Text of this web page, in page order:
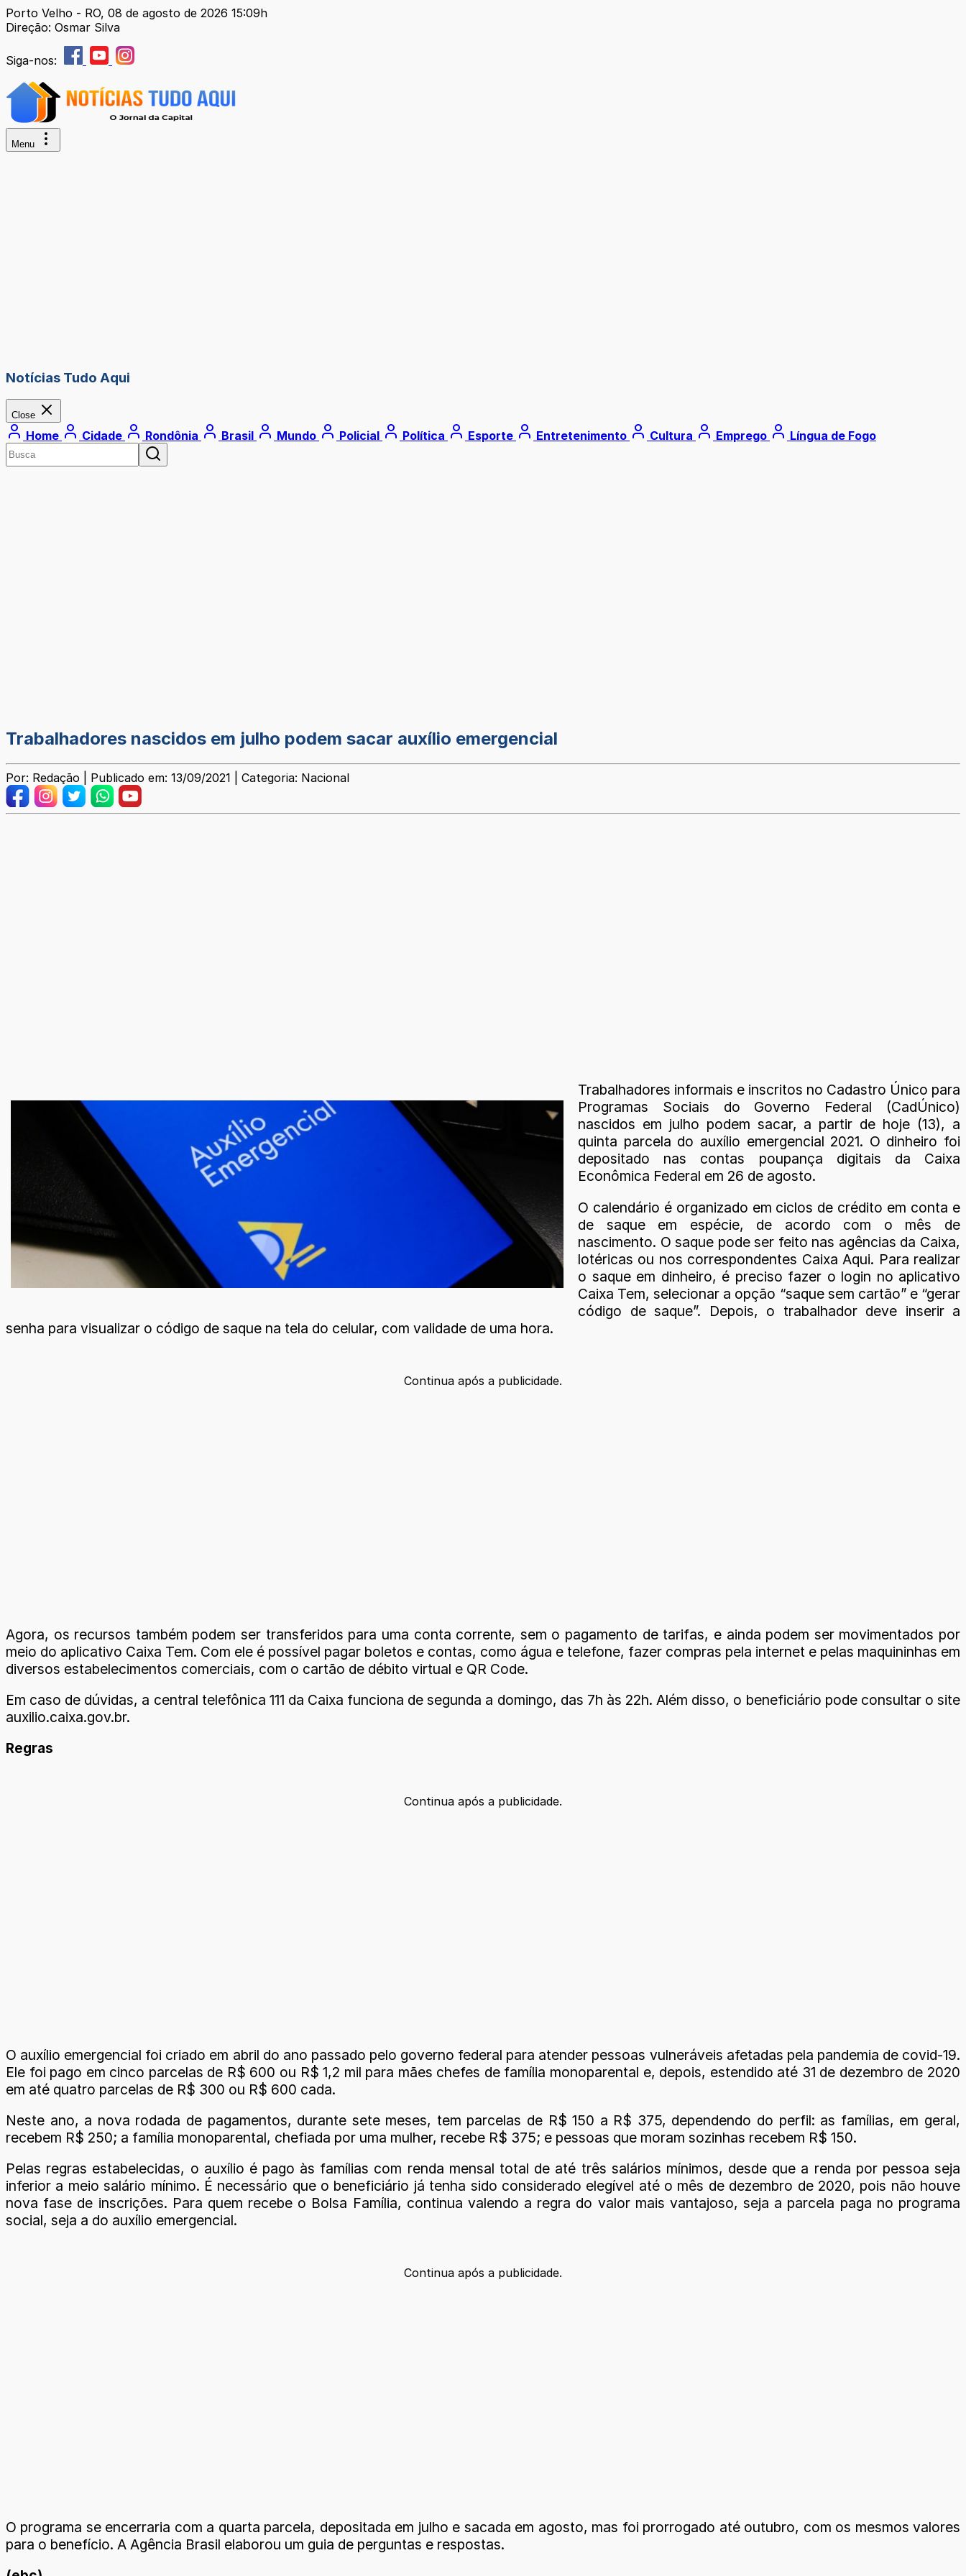
Porto Velho - RO, 08 de agosto de 2026 15:09h
Direção: Osmar Silva
Siga-nos:
Menu
Notícias Tudo Aqui
Close
Home Cidade Rondônia Brasil Mundo Policial Política Esporte Entretenimento Cultura Emprego Língua de Fogo
Trabalhadores nascidos em julho podem sacar auxílio emergencial
Por: Redação | Publicado em: 13/09/2021 | Categoria: Nacional
Trabalhadores informais e inscritos no Cadastro Único para
Programas Sociais do Governo Federal (CadÚnico)
nascidos em julho podem sacar, a partir de hoje (13), a
quinta parcela do auxílio emergencial 2021. O dinheiro foi
depositado nas contas poupança digitais da Caixa
Econômica Federal em 26 de agosto.
O calendário é organizado em ciclos de crédito em conta e
de saque em espécie, de acordo com o mês de
nascimento. O saque pode ser feito nas agências da Caixa,
lotéricas ou nos correspondentes Caixa Aqui. Para realizar
o saque em dinheiro, é preciso fazer o login no aplicativo
Caixa Tem, selecionar a opção “saque sem cartão” e “gerar
código de saque”. Depois, o trabalhador deve inserir a
senha para visualizar o código de saque na tela do celular, com validade de uma hora.
Continua após a publicidade.
Agora, os recursos também podem ser transferidos para uma conta corrente, sem o pagamento de tarifas, e ainda podem ser movimentados por
meio do aplicativo Caixa Tem. Com ele é possível pagar boletos e contas, como água e telefone, fazer compras pela internet e pelas maquininhas em
diversos estabelecimentos comerciais, com o cartão de débito virtual e QR Code.
Em caso de dúvidas, a central telefônica 111 da Caixa funciona de segunda a domingo, das 7h às 22h. Além disso, o beneficiário pode consultar o site
auxilio.caixa.gov.br.
Regras
Continua após a publicidade.
O auxílio emergencial foi criado em abril do ano passado pelo governo federal para atender pessoas vulneráveis afetadas pela pandemia de covid-19.
Ele foi pago em cinco parcelas de R$ 600 ou R$ 1,2 mil para mães chefes de família monoparental e, depois, estendido até 31 de dezembro de 2020
em até quatro parcelas de R$ 300 ou R$ 600 cada.
Neste ano, a nova rodada de pagamentos, durante sete meses, tem parcelas de R$ 150 a R$ 375, dependendo do perfil: as famílias, em geral,
recebem R$ 250; a família monoparental, chefiada por uma mulher, recebe R$ 375; e pessoas que moram sozinhas recebem R$ 150.
Pelas regras estabelecidas, o auxílio é pago às famílias com renda mensal total de até três salários mínimos, desde que a renda por pessoa seja
inferior a meio salário mínimo. É necessário que o beneficiário já tenha sido considerado elegível até o mês de dezembro de 2020, pois não houve
nova fase de inscrições. Para quem recebe o Bolsa Família, continua valendo a regra do valor mais vantajoso, seja a parcela paga no programa
social, seja a do auxílio emergencial.
Continua após a publicidade.
O programa se encerraria com a quarta parcela, depositada em julho e sacada em agosto, mas foi prorrogado até outubro, com os mesmos valores
para o benefício. A Agência Brasil elaborou um guia de perguntas e respostas.